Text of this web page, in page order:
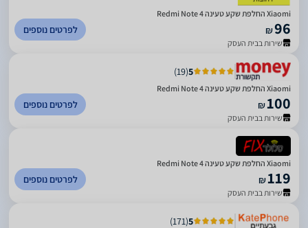
Xiaomi החלפת שקע טעינה Redmi Note 4
₪96
שירות בבית העסק
לפרטים נוספים
5
(
19
)
Xiaomi החלפת שקע טעינה Redmi Note 4
₪100
שירות בבית העסק
לפרטים נוספים
Xiaomi החלפת שקע טעינה Redmi Note 4
₪119
שירות בבית העסק
לפרטים נוספים
5
(
171
)